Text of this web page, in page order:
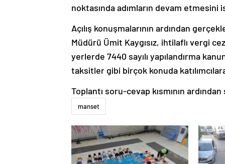
noktasında adımların devam etmesini
Açılış konuşmalarının ardından
Müdürü Ümit Kaygısız, ihtilaflı vergi
yerlerde 7440 sayılı yapılandırma
taksitler gibi birçok konuda
Toplantı soru-cevap kısmının
manset